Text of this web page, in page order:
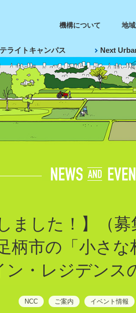
ライトキャンパス Next
機構について 地
ました！】（募
柄市の「小さ
ン・レジデンス
NCC ご案内 イベント情報